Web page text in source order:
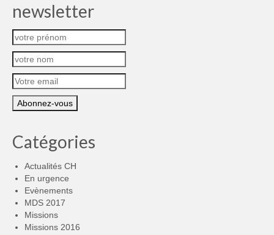
newsletter
Catégories
Actualités CH
En urgence
Evènements
MDS 2017
Missions
Missions 2016